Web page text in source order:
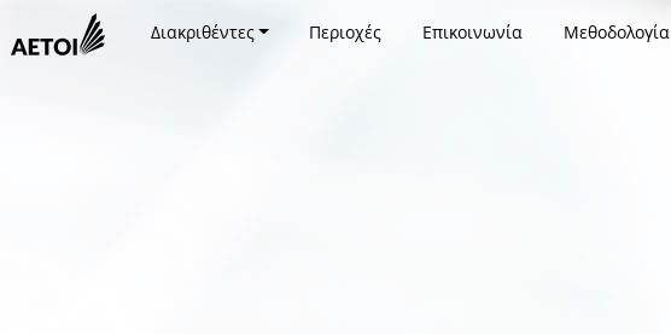
Διακριθέντες Περιοχές Επικοινωνία Μεθοδολογία